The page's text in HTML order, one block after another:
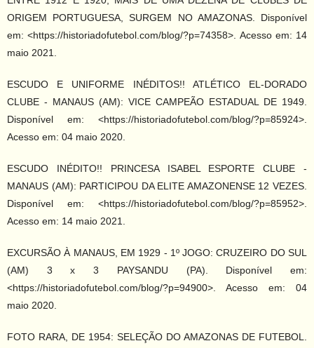
ORIGEM PORTUGUESA, SURGEM NO AMAZONAS. Disponível
em: <https://historiadofutebol.com/blog/?p=74358>. Acesso em: 14
maio 2021.
ESCUDO E UNIFORME INÉDITOS!! ATLÉTICO EL-DORADO
CLUBE - MANAUS (AM): VICE CAMPEÃO ESTADUAL DE 1949.
Disponível em: <https://historiadofutebol.com/blog/?p=85924>.
Acesso em: 04 maio 2020.
ESCUDO INÉDITO!! PRINCESA ISABEL ESPORTE CLUBE -
MANAUS (AM): PARTICIPOU DA ELITE AMAZONENSE 12 VEZES.
Disponível em: <https://historiadofutebol.com/blog/?p=85952>.
Acesso em: 14 maio 2021.
EXCURSÃO À MANAUS, EM 1929 - 1º JOGO: CRUZEIRO DO SUL
(AM) 3 x 3 PAYSANDU (PA). Disponível em:
<https://historiadofutebol.com/blog/?p=94900>. Acesso em: 04
maio 2020.
FOTO RARA, DE 1954: SELEÇÃO DO AMAZONAS DE FUTEBOL.